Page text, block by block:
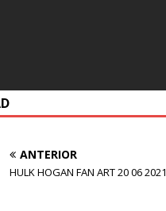
ANTERIOR
HULK HOGAN FAN ART 20 06 2021